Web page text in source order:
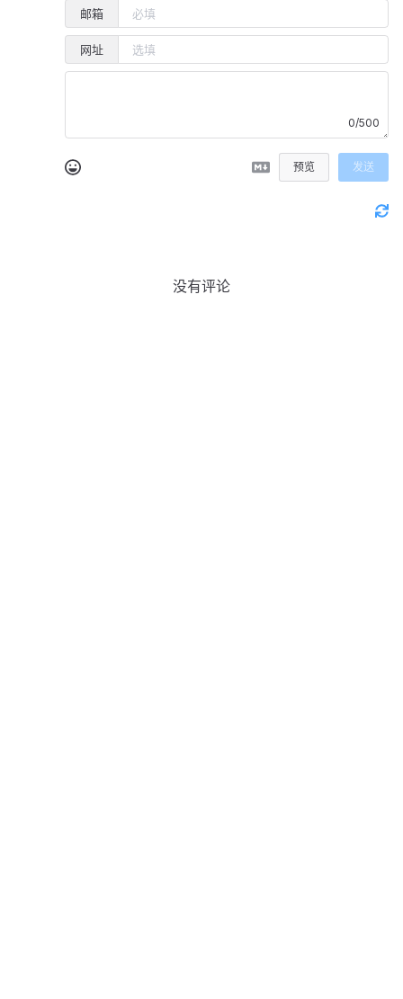
邮箱
网址
0/500
预览 发送
没有评论